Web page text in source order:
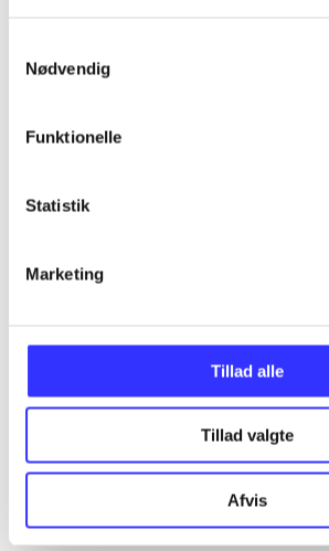
Nødvendig
Funktionelle
Statistik
Marketing
Tillad alle
Tillad valgte
Afvis
...
...
...
...
Fandango - dansk for 3.